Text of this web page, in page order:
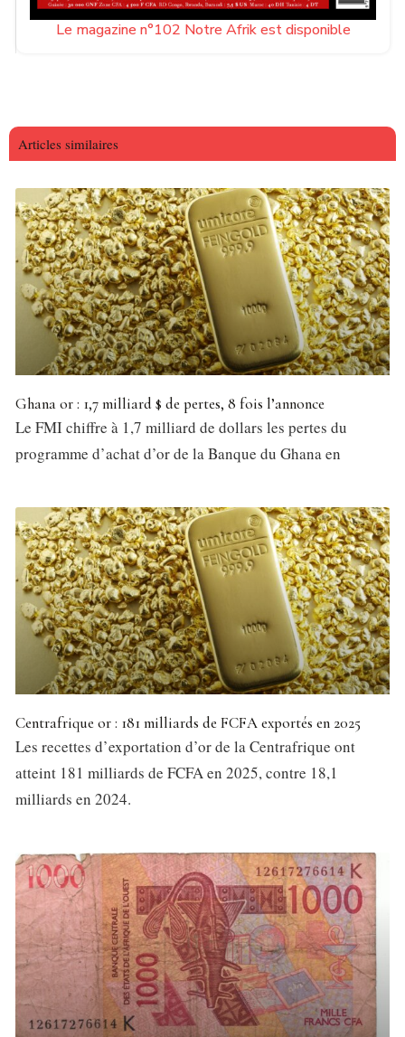
Le magazine n°102 Notre Afrik est disponible
Articles similaires
Ghana or : 1,7 milliard $ de pertes, 8 fois l’annonce
Le FMI chiffre à 1,7 milliard de dollars les pertes du
programme d’achat d’or de la Banque du Ghana en
Centrafrique or : 181 milliards de FCFA exportés en 2025
Les recettes d’exportation d’or de la Centrafrique ont
atteint 181 milliards de FCFA en 2025, contre 18,1
milliards en 2024.